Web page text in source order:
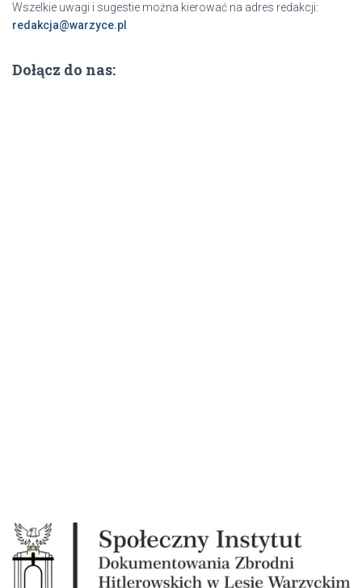
Wszelkie uwagi i sugestie można kierować na adres redakcji:
redakcja@warzyce.pl
Dołącz do nas: